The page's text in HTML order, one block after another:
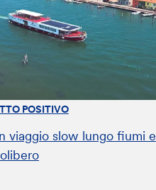
POSITIVO
viaggio slow lungo fiumi e